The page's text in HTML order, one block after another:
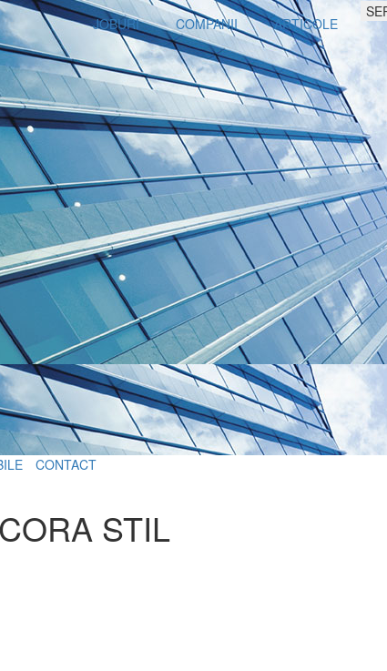
JOBURI COMPANII ARTICOLE
CONTACT
STIL